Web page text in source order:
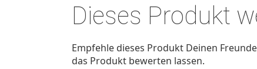
Dieses Produkt
Empfehle dieses Produkt Deinen
das Produkt bewerten lassen.